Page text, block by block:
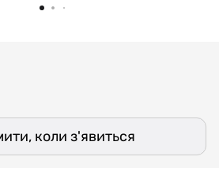
коли з'явиться